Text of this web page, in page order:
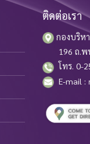
ติดต่อเรา
กองบริห
196 ถ.พหล
โทร. 0-
E-mail :